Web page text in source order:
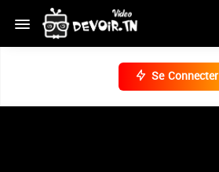
Se Connecter